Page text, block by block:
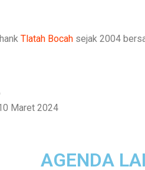
Tlatah Bocah sejak 2004
Maret 2024
AGENDA